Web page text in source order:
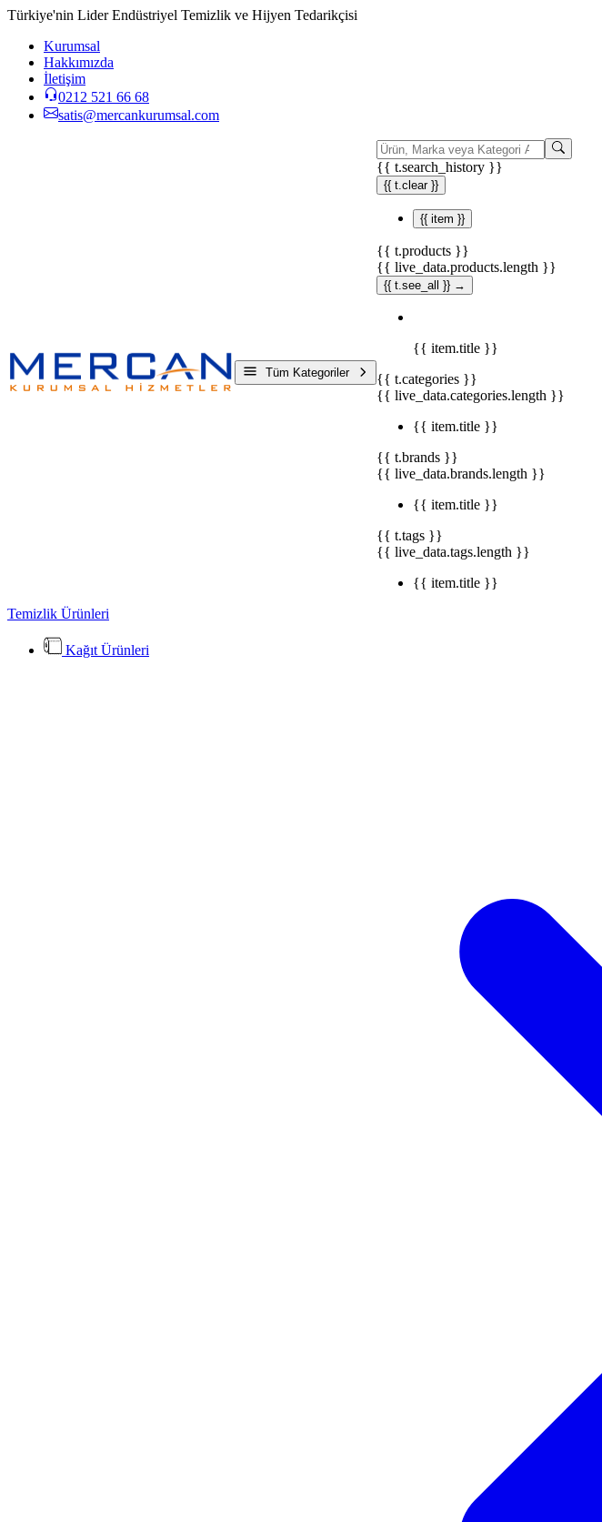
Türkiye'nin Lider Endüstriyel Temizlik ve Hijyen Tedarikçisi
Kurumsal
Hakkımızda
İletişim
0212 521 66 68
satis@mercankurumsal.com
Tüm Kategoriler
{{ t.search_history }}
{{ t.clear }}
{{ item }}
{{ t.products }}
{{ live_data.products.length }}
{{ t.see_all }} →
{{ item.title }}
{{ t.categories }}
{{ live_data.categories.length }}
{{ item.title }}
{{ t.brands }}
{{ live_data.brands.length }}
{{ item.title }}
{{ t.tags }}
{{ live_data.tags.length }}
{{ item.title }}
Temizlik Ürünleri
Kağıt Ürünleri